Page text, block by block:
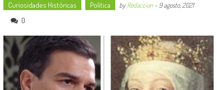
Curiosidades Históricas Política byRedaccion- 9 agosto, 2021
0